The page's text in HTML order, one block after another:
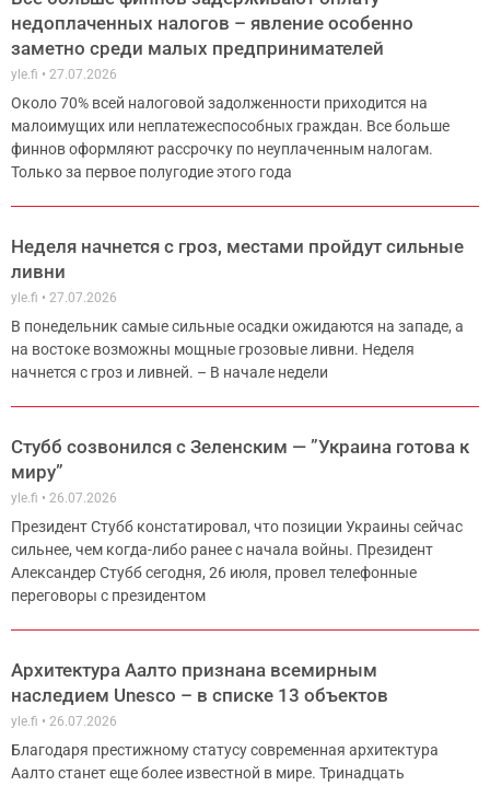
недоплаченных налогов – явление особенно
заметно среди малых предпринимателей
yle.fi 27.07.2026
Около 70% всей налоговой задолженности приходится на
малоимущих или неплатежеспособных граждан. Все больше
финнов оформляют рассрочку по неуплаченным налогам.
Только за первое полугодие этого года
Неделя начнется с гроз, местами пройдут сильные
ливни
yle.fi 27.07.2026
В понедельник самые сильные осадки ожидаются на западе, а
на востоке возможны мощные грозовые ливни. Неделя
начнется с гроз и ливней. – В начале недели
Стубб созвонился с Зеленским — ”Украина готова к
миру”
yle.fi 26.07.2026
Президент Стубб констатировал, что позиции Украины сейчас
сильнее, чем когда-либо ранее с начала войны. Президент
Александер Стубб сегодня, 26 июля, провел телефонные
переговоры с президентом
Архитектура Аалто признана всемирным
наследием Unesco – в списке 13 объектов
yle.fi 26.07.2026
Благодаря престижному статусу современная архитектура
Аалто станет еще более известной в мире. Тринадцать